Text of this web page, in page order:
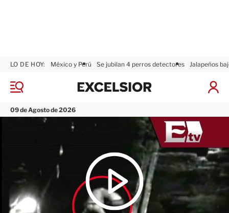
M
n
ú
09 de Agosto de 2026
LO DE HOY: México y Perú Se jubilan 4 perros detectores Jalapeños
I
r
S
e
x
l
s
i
o
r